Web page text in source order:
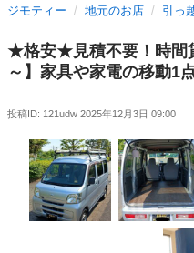
ジモティー 地元のお店 引っ
★格安★見積不要！時間
～】家具や家電の移動1
投稿ID: 121udw 2025年12月3日 09:00